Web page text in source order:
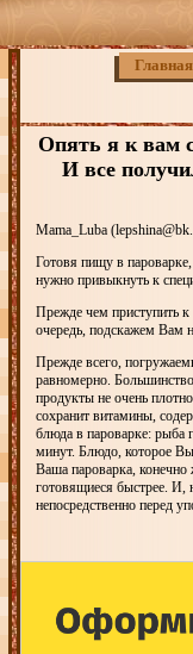
Главная
Опять я к вам
И все
Mama_Luba
Готовя пищу в
нужно привыкнуть к
Прежде чем приступить
очередь, подскажем Вам
Прежде всего,
равномерно.
продукты не очень
сохранит витамины,
блюда в пароварке:
минут. Блюдо, которое
Ваша пароварка, конечно
готовящиеся быстрее. И,
непосредственно перед